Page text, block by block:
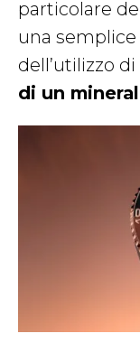
particolare
una
dell’utilizzo di
di un